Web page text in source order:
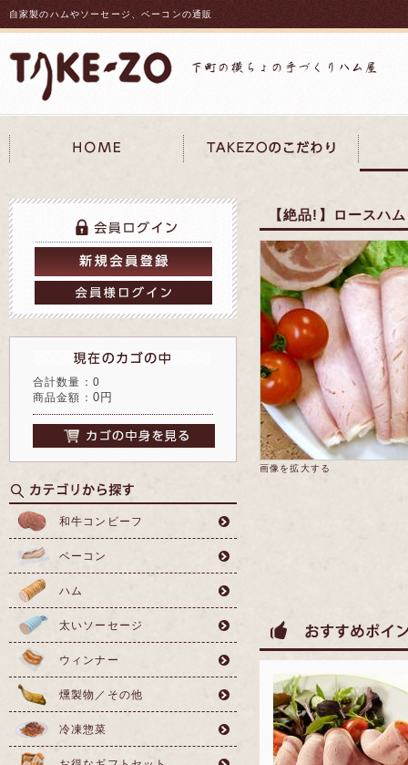
自家製のハムやソーセージ、ベーコンの通販
合計数量：0
商品金額： 0円
和牛コンビーフ
ベーコン
ハム
太いソーセージ
ウィンナー
燻製物／その他
冷凍惣菜
【絶品!】ロースハ
画像を拡大する